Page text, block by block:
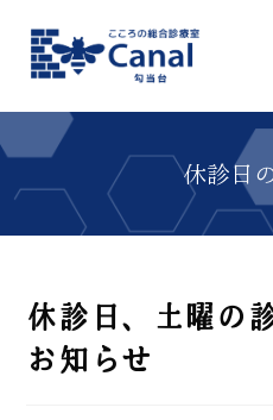
休診日、土曜の
お知らせ